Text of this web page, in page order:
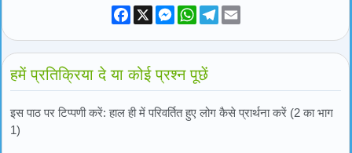
Facebook
X Messenger
WhatsApp
Telegram
हमें प्रतिक्रिया दे या कोई प्रश्न पूछें
इस पाठ पर टिप्पणी करें: हाल ही में परिवर्तित हुए लोग कैसे प्रार्थना करें (2 का भाग
1)